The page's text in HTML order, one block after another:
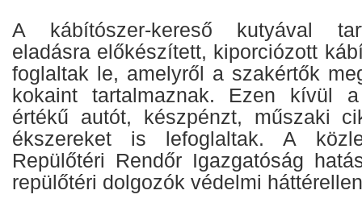
A kábítószer-kereső kutyával
eladásra előkészített, kiporciózott
foglaltak le, amelyről a szakértők
kokaint tartalmaznak. Ezen kívül
értékű autót, készpénzt, műszaki
ékszereket is lefoglaltak. A
Repülőtéri Rendőr Igazgatóság
repülőtéri dolgozók védelmi